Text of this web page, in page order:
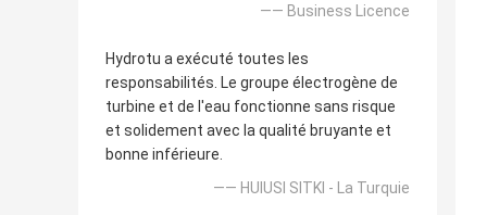
—— Business Licence
Hydrotu a exécuté toutes les
responsabilités. Le groupe électrogène de
turbine et de l'eau fonctionne sans risque
et solidement avec la qualité bruyante et
bonne inférieure.
—— HUlUSI SITKI - La Turquie